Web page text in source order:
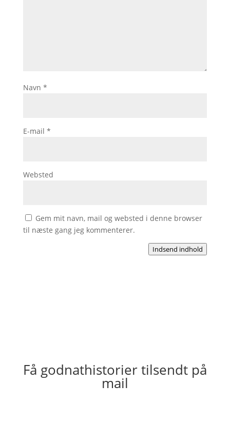
Navn *
E-mail *
Websted
Gem mit navn, mail og websted i denne browser
til næste gang jeg kommenterer.
Indsend indhold
Få godnathistorier tilsendt på
mail